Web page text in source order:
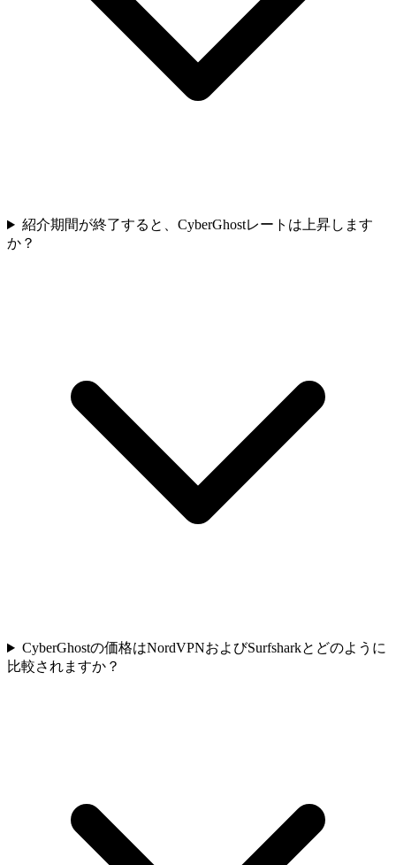
紹介期間が終了すると、CyberGhostレートは上昇します
か？
CyberGhostの価格はNordVPNおよびSurfsharkとどのように
比較されますか？